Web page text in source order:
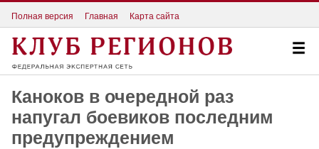
Полная версия Главная Карта сайта
Каноков в очередной раз
напугал боевиков последним
предупреждением